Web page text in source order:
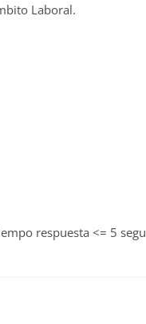
Laboral.
respuesta <= 5